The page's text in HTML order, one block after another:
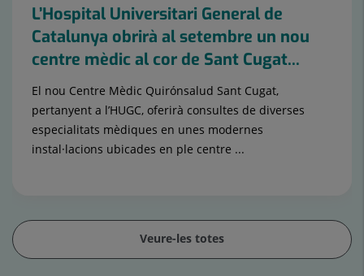
L’Hospital Universitari General de
Catalunya obrirà al setembre un nou
centre mèdic al cor de Sant Cugat...
El nou Centre Mèdic Quirónsalud Sant Cugat,
pertanyent a l’HUGC, oferirà consultes de diverses
especialitats mèdiques en unes modernes
instal·lacions ubicades en ple centre ...
Veure-les totes